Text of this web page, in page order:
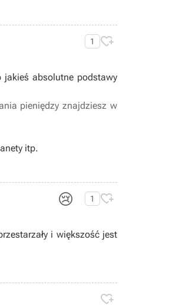
1 
absolutne podstawy
pieniędzy znajdziesz w
itp.
😢 1 
i większość jest
